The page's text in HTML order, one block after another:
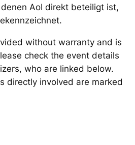
AoI direkt beteiligt ist,
without warranty and is
check the event details
who are linked below.
directly involved are marked